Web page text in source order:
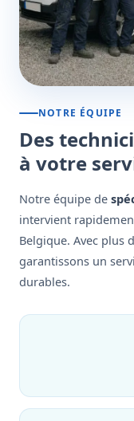
NOTRE ÉQUIPE
Des
à votre
Notre équipe de
intervient
Belgique. Avec plus
garantissons un
durables.